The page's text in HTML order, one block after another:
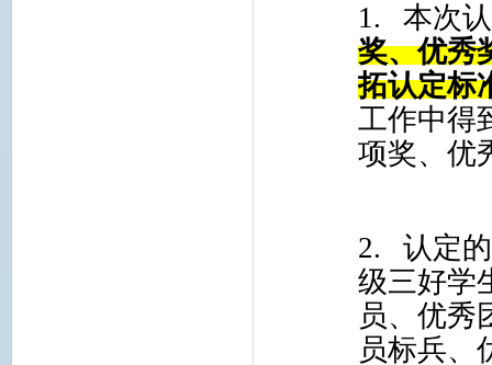
1.
本次
奖、优秀
拓认定标
工作中得
项奖、优
2.
认定
级三好学
员、优秀
员标兵、